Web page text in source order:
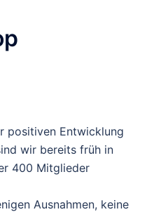
positiven Entwicklung
wir bereits früh in
400 Mitglieder
Ausnahmen, keine